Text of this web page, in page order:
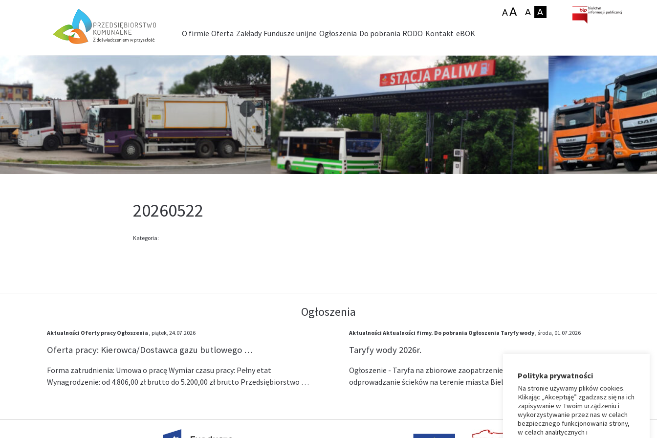
O firmie Oferta Zakłady Fundusze unijne Ogłoszenia Do pobrania RODO Kontakt eBOK
20260522
Kategoria:
Ogłoszenia
Aktualności Oferty pracy Ogłoszenia , piątek, 24.07.2026
Oferta pracy: Kierowca/Dostawca gazu butlowego …
Forma zatrudnienia: Umowa o pracę Wymiar czasu pracy: Pełny etat
Wynagrodzenie: od 4.806,00 zł brutto do 5.200,00 zł brutto Przedsiębiorstwo …
Aktualności Aktualności firmy. Do pobrania Ogłoszenia Taryfy wody, środa, 01.07.2026
Taryfy wody 2026r.
Ogłoszenie - Taryfa na zbiorowe zaopatrzenie w wodę i zbiorowe
odprowadzanie ścieków na terenie miasta Bielsk Podlaski na okres od …
Polityka prywatności
Na stronie używamy plików cookies.
Klikając „Akceptuję” zgadzasz się na ich
zapisywanie w Twoim urządzeniu i
wykorzystywanie przez nas w celach
bezpiecznego funkcjonowania strony,
w celach analitycznych i